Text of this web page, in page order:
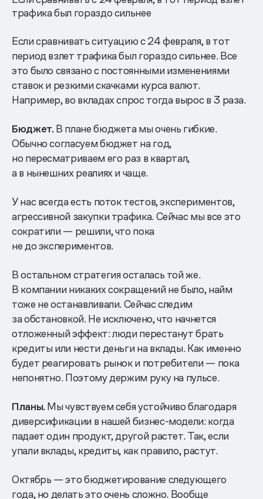
трафика был гораздо сильнее
Если сравнивать ситуацию с 24 февраля, в тот
период взлет трафика был гораздо сильнее. Все
это было связано с постоянными изменениями
ставок и резкими скачками курса валют.
Например, во вкладах спрос тогда вырос в 3 раза.
Бюджет. В плане бюджета мы очень гибкие.
Обычно согласуем бюджет на год,
но пересматриваем его раз в квартал,
а в нынешних реалиях и чаще.
У нас всегда есть поток тестов, экспериментов,
агрессивной закупки трафика. Сейчас мы все это
сократили — решили, что пока
не до экспериментов.
В остальном стратегия осталась той же.
В компании никаких сокращений не было, найм
тоже не останавливали. Сейчас следим
за обстановкой. Не исключено, что начнется
отложенный эффект: люди перестанут брать
кредиты или нести деньги на вклады. Как именно
будет реагировать рынок и потребители — пока
непонятно. Поэтому держим руку на пульсе.
Планы. Мы чувствуем себя устойчиво благодаря
диверсификации в нашей бизнес-модели: когда
падает один продукт, другой растет. Так, если
упали вклады, кредиты, как правило, растут.
Октябрь — это бюджетирование следующего
года, но делать это очень сложно. Вообще